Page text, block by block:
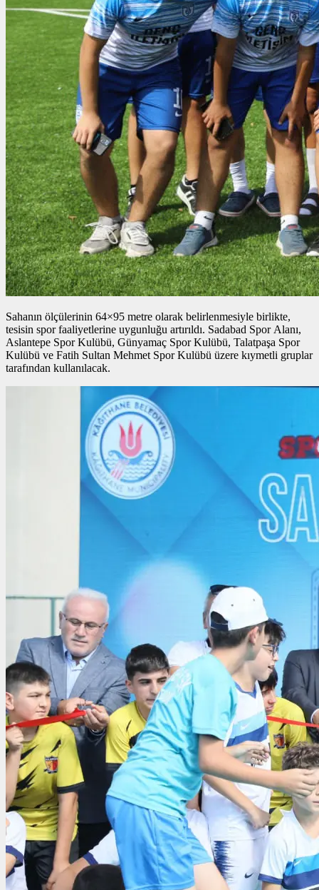
Sahanın ölçülerinin 64×95 metre olarak belirlenmesiyle birlikte,
tesisin spor faaliyetlerine uygunluğu artırıldı. Sadabad Spor Alanı,
Aslantepe Spor Kulübü, Günyamaç Spor Kulübü, Talatpaşa Spor
Kulübü ve Fatih Sultan Mehmet Spor Kulübü üzere kıymetli gruplar
tarafından kullanılacak.